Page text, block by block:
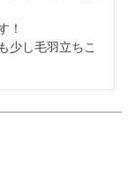
！
少し毛羽立ちこ